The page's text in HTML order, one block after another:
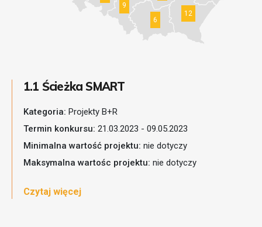
6
12
9
1.1 Ścieżka SMART
Kategoria: Projekty B+R
Termin konkursu: 21.03.2023 - 09.05.2023
Minimalna wartość projektu: nie dotyczy
Maksymalna wartośc projektu: nie dotyczy
Czytaj więcej